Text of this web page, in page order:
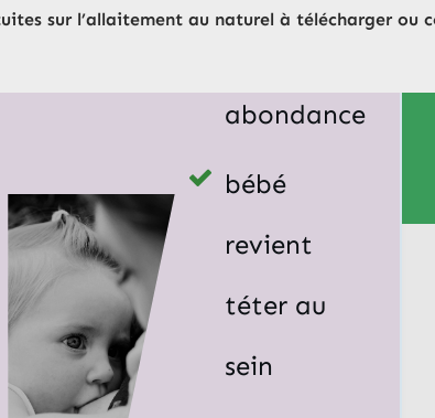
sur l’allaitement au naturel à télécharger ou
abondance
bébé
revient
téter au
sein